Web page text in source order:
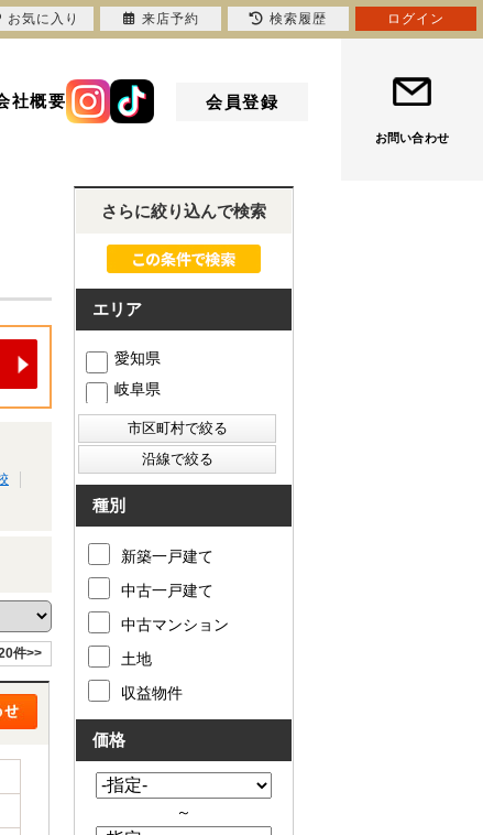
社概要 会員登録
お問い合わせ
件>>
さらに絞り込んで検索
エリア
愛知県
岐阜県
種別
新築一戸建て
中古一戸建て
中古マンション
土地
収益物件
価格
～
お気に入り 来店予約 検索履歴 ログイン